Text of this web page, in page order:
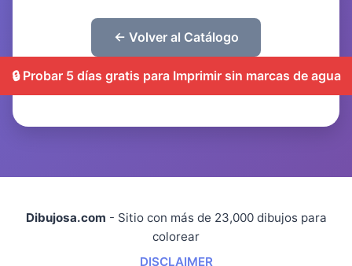
← Volver al Catálogo
🔒 Probar 5 días gratis para Imprimir sin marcas de agua
Dibujosa.com - Sitio con más de 23,000 dibujos para
colorear
DISCLAIMER